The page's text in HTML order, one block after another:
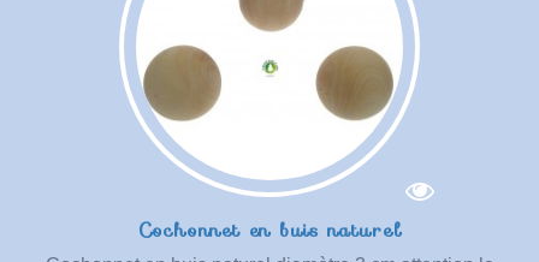
Cochonnet en buis naturel